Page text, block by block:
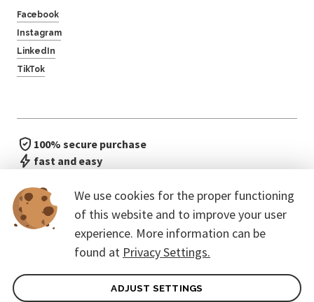
We use cookies for the proper functioning
of this website and to improve your user
experience. More information can be
found at Privacy Settings.
ADJUST SETTINGS
Facebook
Instagram
LinkedIn
TikTok
100% secure purchase
fast and easy
General terms of contract for Customers